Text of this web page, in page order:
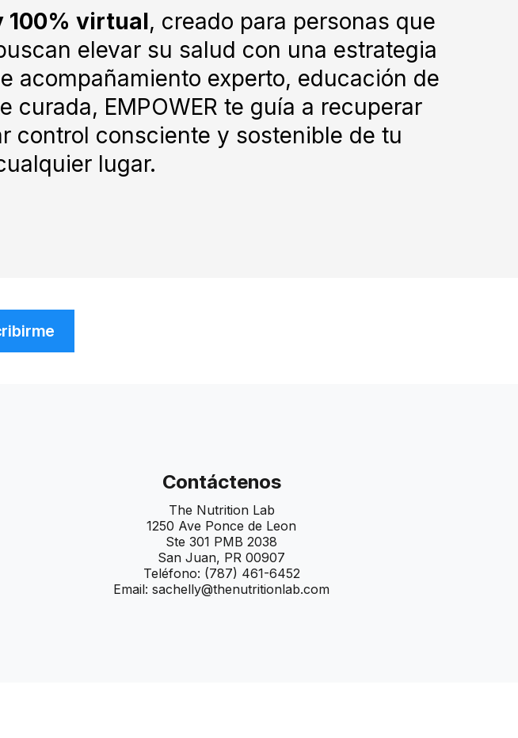
100% virtual, creado para personas que
elevar su salud con una estrategia
acompañamiento experto, educación de
EMPOWER te guía a recuperar
control consciente y sostenible de tu
lugar.
Contáctenos
The Nutrition Lab
1250 Ave Ponce de Leon
Ste 301 PMB 2038
San Juan, PR 00907
Teléfono: (787) 461-6452
Email: sachelly@thenutritionlab.com